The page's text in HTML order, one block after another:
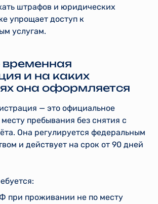
штрафов и юридических
упрощает доступ к
услугам.
временная
и на каких
она оформляется
— это официальное
пребывания без снятия с
Она регулируется федеральным
и действует на срок от 90 дней
при проживании не по месту